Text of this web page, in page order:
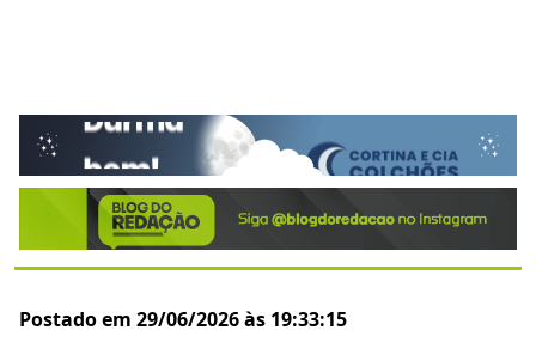
Postado em 29/06/2026 às 19:33:15